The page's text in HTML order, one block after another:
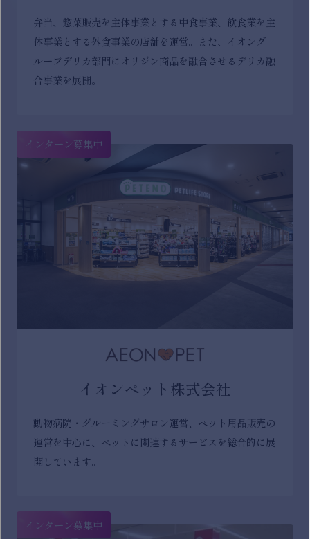
弁当、惣菜販売を主体事業とする中食事業、飲食業を主
体事業とする外食事業の店舗を運営。また、イオング
ループデリカ部門にオリジン商品を融合させるデリカ融
合事業を展開。
インターン募集中
イオンペット株式会社
動物病院・グルーミングサロン運営、ペット用品販売の
運営を中心に、ペットに関連するサービスを総合的に展
開しています。
インターン募集中